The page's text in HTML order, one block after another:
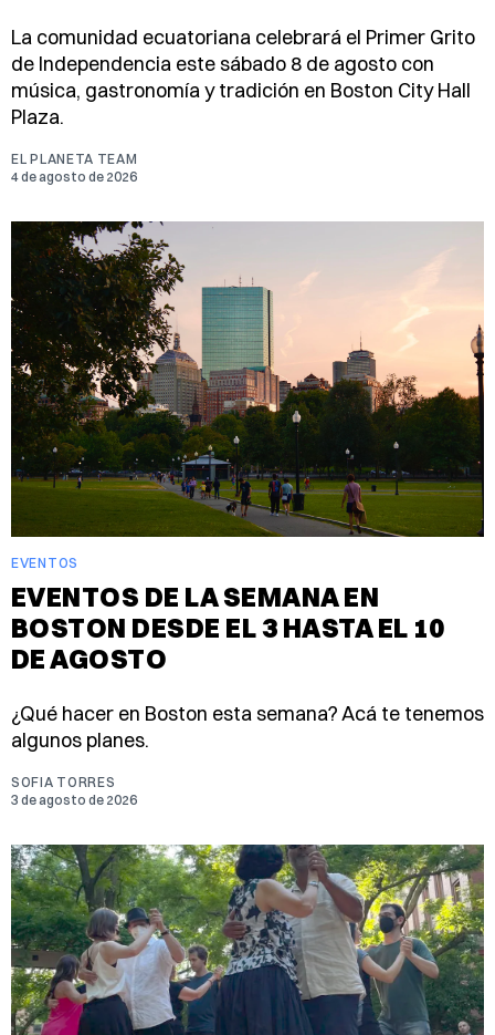
La comunidad ecuatoriana celebrará el Primer Grito
de Independencia este sábado 8 de agosto con
música, gastronomía y tradición en Boston City Hall
Plaza.
EL PLANETA TEAM
4 de agosto de 2026
EVENTOS
EVENTOS DE LA SEMANA EN
BOSTON DESDE EL 3 HASTA EL 10
DE AGOSTO
¿Qué hacer en Boston esta semana? Acá te tenemos
algunos planes.
SOFIA TORRES
3 de agosto de 2026